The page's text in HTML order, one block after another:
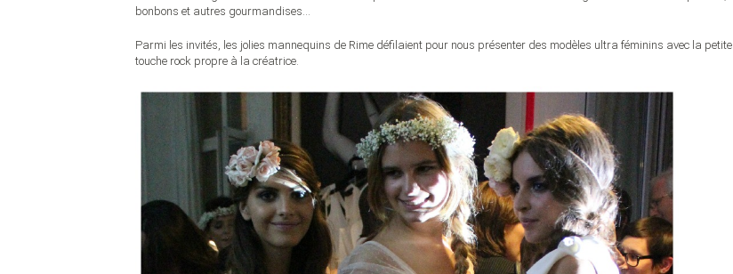
bonbons et autres gourmandises…
Parmi les invités, les jolies mannequins de Rime défilaient pour nous présenter des modèles ultra féminins avec la petite
touche rock propre à la créatrice.